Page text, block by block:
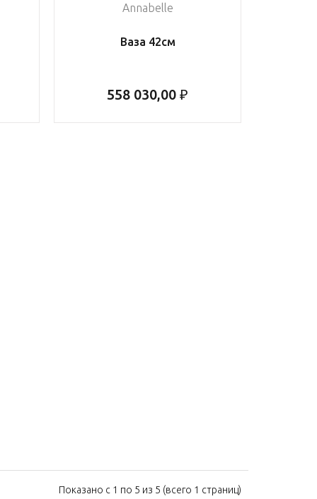
Annabelle
Ваза 42см
558 030,00 ₽
Показано с 1 по 5 из 5 (всего 1 страниц)